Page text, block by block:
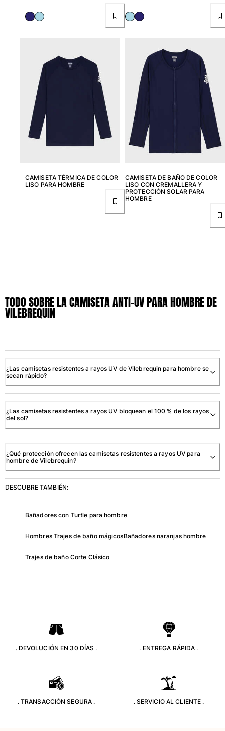
Clásico ultra ligero
Trajes de baño mágicos
Ver todo Trajes de baño
Pret-a-porter
Camisetas
Camisas
Ver todo Pret-a-porter
Bebe
Partes de abajo de bikini
Ver todo Trajes de baño
Monos
Pantalones cortos
Camisetas
Ver todo Bebé
Accesorios
Sombreros y Gorras
Gorra
Gorro
Pareo
Bolsos y bolsas de playa
Mini bolsos
CAMISETA TÉRMICA DE COLOR
LISO PARA HOMBRE
CAMISETA DE BAÑO DE COLOR
LISO CON CREMALLERA Y
PROTECCIÓN SOLAR PARA
HOMBRE
TODO SOBRE LA CAMISETA ANTI-UV PARA HOMBRE DE
VILEBREQUIN
¿Las camisetas resistentes a rayos UV de Vilebrequin para hombre se
secan rápido?
¿Las camisetas resistentes a rayos UV bloquean el 100 % de los rayos
del sol?
¿Qué protección ofrecen las camisetas resistentes a rayos UV para
hombre de Vilebrequin?
DESCUBRE TAMBIÉN:
Bañadores con Turtle para hombre
Hombres Trajes de baño mágicosBañadores naranjas hombre
Trajes de baño Corte Clásico
. DEVOLUCIÓN EN 30 DÍAS . . ENTREGA RÁPIDA .
. TRANSACCIÓN SEGURA . . SERVICIO AL CLIENTE .